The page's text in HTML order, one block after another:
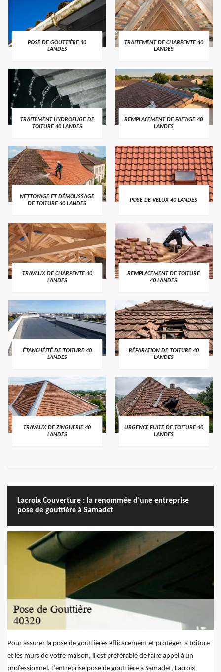
POSE DE GOUTTIÈRE 40
LANDES
TRAITEMENT DE CHARPENTE 40
LANDES
TRAITEMENT HYDROFUGE DE
TOITURE 40 LANDES
REMPLACEMENT DE FAITAGE 40
LANDES
NETTOYAGE ET DÉMOUSSAGE
DE TOITURE 40 LANDES
POSE DE VELUX 40 LANDES
TRAVAUX DE CHARPENTE 40
LANDES
REMPLACEMENT DE TOITURE
40 LANDES
ÉTANCHÉITÉ DE TOITURE 40
LANDES
RÉPARATION DE TOITURE 40
LANDES
TRAVAUX DE ZINGUERIE 40
LANDES
URGENCE FUITE DE TOITURE 40
LANDES
Lacroix Couverture : la renommée d’une entreprise
pose de gouttière à Samadet
Pour assurer la pose de gouttières efficacement et protéger la toiture
et les murs de votre maison, il est préférable de faire appel à un
professionnel. L’entreprise pose de gouttière à Samadet, Lacroix